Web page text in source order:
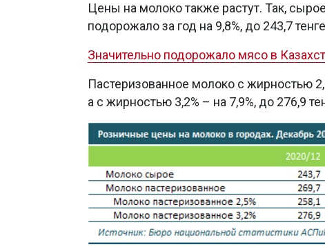
Цены на молоко также растут. Так,
подорожало за год на 9,8%, до 243,7
Значительно подорожало мясо в
Пастеризованное молоко с жирностью
а с жирностью 3,2% – на 7,9%, до 276,9